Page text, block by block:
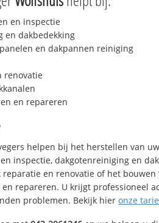
en inspectie
en dakbedekking
en dakpannen reiniging
renovatie
en repareren
helpen bij het herstellen van
inspectie, dakgotenreiniging en
reparatie en renovatie of het bouwen
en repareren. U krijgt professioneel
problemen. Bekijk hier onze